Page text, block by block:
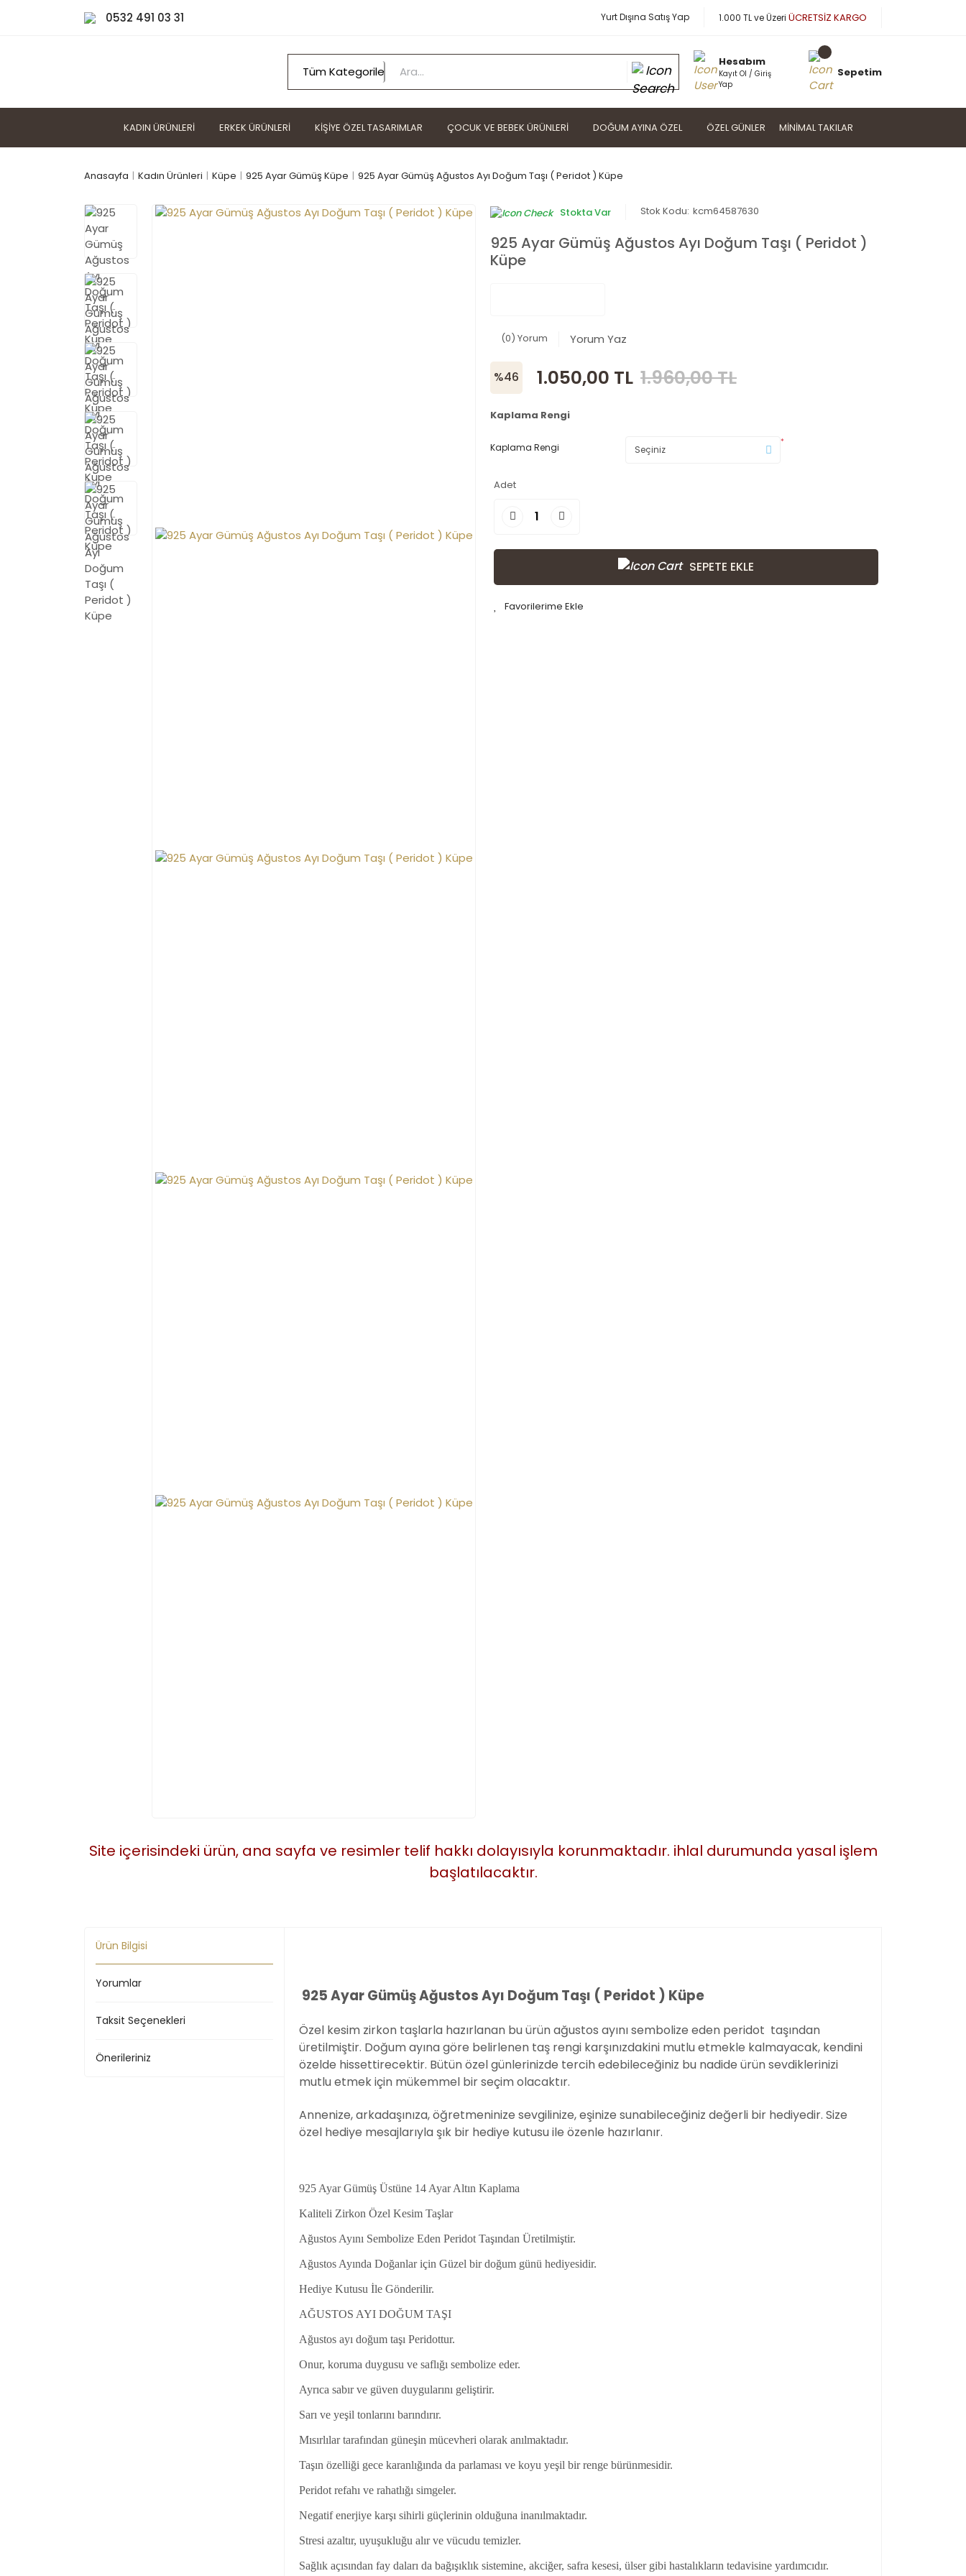
0532 491 03 31 Yurt Dışına Satış Yap 1.000 TL ve Üzeri ÜCRETSİZ KARGO
Hesabım
Kayıt Ol / Giriş
Yap
Sepetim
KADIN ÜRÜNLERI ERKEK ÜRÜNLERI KIŞIYE ÖZEL TASARIMLAR ÇOCUK VE BEBEK ÜRÜNLERI DOĞUM AYINA ÖZEL ÖZEL GÜNLER MINIMAL TAKILAR
Anasayfa Kadın Ürünleri Küpe 925 Ayar Gümüş Küpe 925 Ayar Gümüş Ağustos Ayı Doğum Taşı ( Peridot ) Küpe
Stokta Var Stok Kodu: kcm64587630
925 Ayar Gümüş Ağustos Ayı Doğum Taşı ( Peridot )
Küpe
(0) Yorum Yorum Yaz
%46 1.050,00 TL 1.960,00 TL
Kaplama Rengi
Kaplama Rengi *
Adet
SEPETE EKLE
Site içerisindeki ürün, ana sayfa ve resimler telif hakkı dolayısıyla korunmaktadır. ihlal durumunda yasal işlem
başlatılacaktır.
Ürün Bilgisi
Yorumlar
Taksit Seçenekleri
Önerileriniz
925 Ayar Gümüş Ağustos Ayı Doğum Taşı ( Peridot ) Küpe
Özel kesim zirkon taşlarla hazırlanan bu ürün ağustos ayını sembolize eden peridot taşından
üretilmiştir. Doğum ayına göre belirlenen taş rengi karşınızdakini mutlu etmekle kalmayacak, kendini
özelde hissettirecektir. Bütün özel günlerinizde tercih edebileceğiniz bu nadide ürün sevdiklerinizi
mutlu etmek için mükemmel bir seçim olacaktır.
Annenize, arkadaşınıza, öğretmeninize sevgilinize, eşinize sunabileceğiniz değerli bir hediyedir. Size
özel hediye mesajlarıyla şık bir hediye kutusu ile özenle hazırlanır.
925 Ayar Gümüş Üstüne 14 Ayar Altın Kaplama
Kaliteli Zirkon Özel Kesim Taşlar
Ağustos Ayını Sembolize Eden Peridot Taşından Üretilmiştir.
Ağustos Ayında Doğanlar için Güzel bir doğum günü hediyesidir.
Hediye Kutusu İle Gönderilir.
AĞUSTOS AYI DOĞUM TAŞI
Ağustos ayı doğum taşı Peridottur.
Onur, koruma duygusu ve saflığı sembolize eder.
Ayrıca sabır ve güven duygularını geliştirir.
Sarı ve yeşil tonlarını barındırır.
Mısırlılar tarafından güneşin mücevheri olarak anılmaktadır.
Taşın özelliği gece karanlığında da parlaması ve koyu yeşil bir renge bürünmesidir.
Peridot refahı ve rahatlığı simgeler.
Negatif enerjiye karşı sihirli güçlerinin olduğuna inanılmaktadır.
Stresi azaltır, uyuşukluğu alır ve vücudu temizler.
Sağlık açısından fay daları da bağışıklık sistemine, akciğer, safra kesesi, ülser gibi hastalıkların tedavisine yardımcıdır.